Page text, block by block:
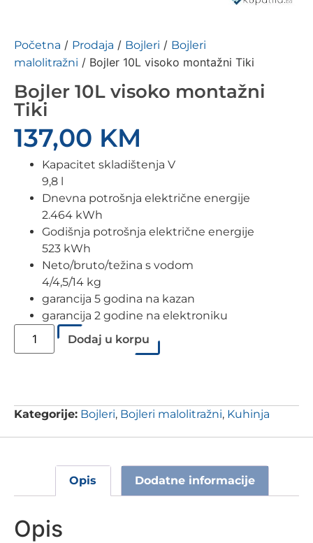
Početna / Prodaja / Bojleri / Bojleri
malolitražni / Bojler 10L visoko montažni Tiki
Bojler 10L visoko montažni
Tiki
137,00 KM
Kapacitet skladištenja V
9,8 l
Dnevna potrošnja električne energije
2.464 kWh
Godišnja potrošnja električne energije
523 kWh
Neto/bruto/težina s vodom
4/4,5/14 kg
garancija 5 godina na kazan
garancija 2 godine na elektroniku
Dodaj u korpu
Kategorije: Bojleri, Bojleri malolitražni, Kuhinja
Opis Dodatne informacije
Opis